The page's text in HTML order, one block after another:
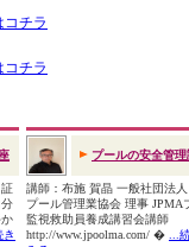
コチラ
コチラ
き
プールの安全管理
講師：布施 賀晶 一般社団法
プール管理業協会 理事 JPMA
監視救助員養成講習会講師
http://www.jpoolma.com/ �
...